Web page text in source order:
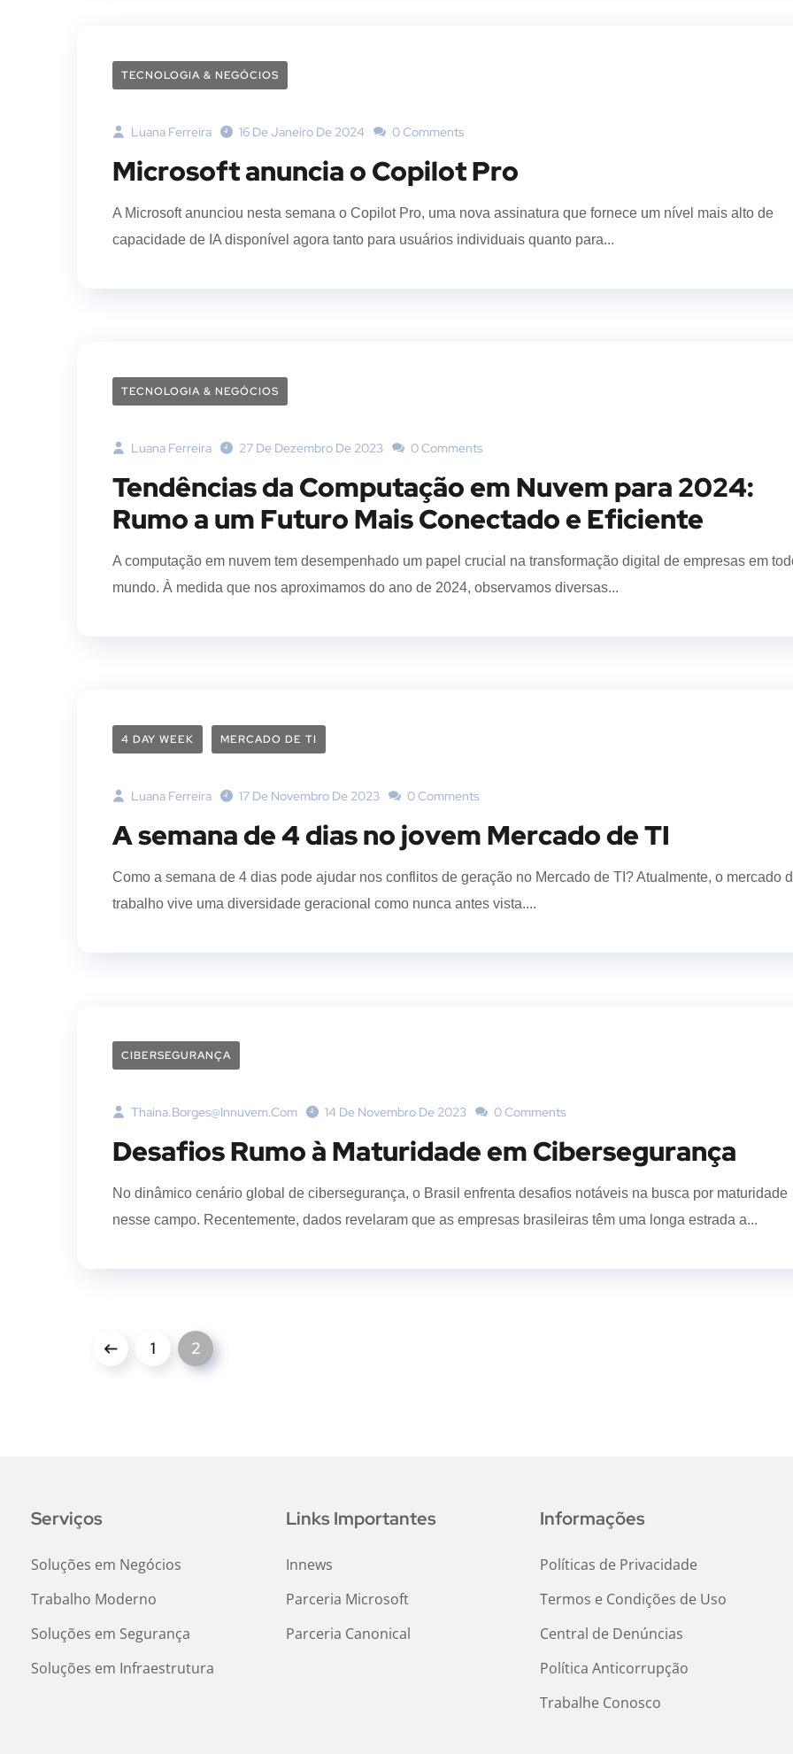
TECNOLOGIA & NEGÓCIOS
Luana Ferreira 16 De Janeiro De 2024 0 Comments
Microsoft anuncia o Copilot Pro
A Microsoft anunciou nesta semana o Copilot Pro, uma nova assinatura que fornece um nível mais alto de
capacidade de IA disponível agora tanto para usuários individuais quanto para...
TECNOLOGIA & NEGÓCIOS
Luana Ferreira 27 De Dezembro De 2023 0 Comments
Tendências da Computação em Nuvem para 2024:
Rumo a um Futuro Mais Conectado e Eficiente
A computação em nuvem tem desempenhado um papel crucial na transformação digital de empresas em
mundo. À medida que nos aproximamos do ano de 2024, observamos diversas...
4 DAY WEEK MERCADO DE TI
Luana Ferreira 17 De Novembro De 2023 0 Comments
A semana de 4 dias no jovem Mercado de TI
Como a semana de 4 dias pode ajudar nos conflitos de geração no Mercado de TI? Atualmente, o mercado
trabalho vive uma diversidade geracional como nunca antes vista....
CIBERSEGURANÇA
Thaina.borges@innuvem.com 14 De Novembro De 2023 0 Comments
Desafios Rumo à Maturidade em Cibersegurança
No dinâmico cenário global de cibersegurança, o Brasil enfrenta desafios notáveis na busca por maturidade
nesse campo. Recentemente, dados revelaram que as empresas brasileiras têm uma longa estrada a...
1 2
Serviços
Soluções em Negócios
Trabalho Moderno
Soluções em Segurança
Soluções em Infraestrutura
Links Importantes
Innews
Parceria Microsoft
Parceria Canonical
Informações
Políticas de Privacidade
Termos e Condições de Uso
Central de Denúncias
Política Anticorrupção
Trabalhe Conosco